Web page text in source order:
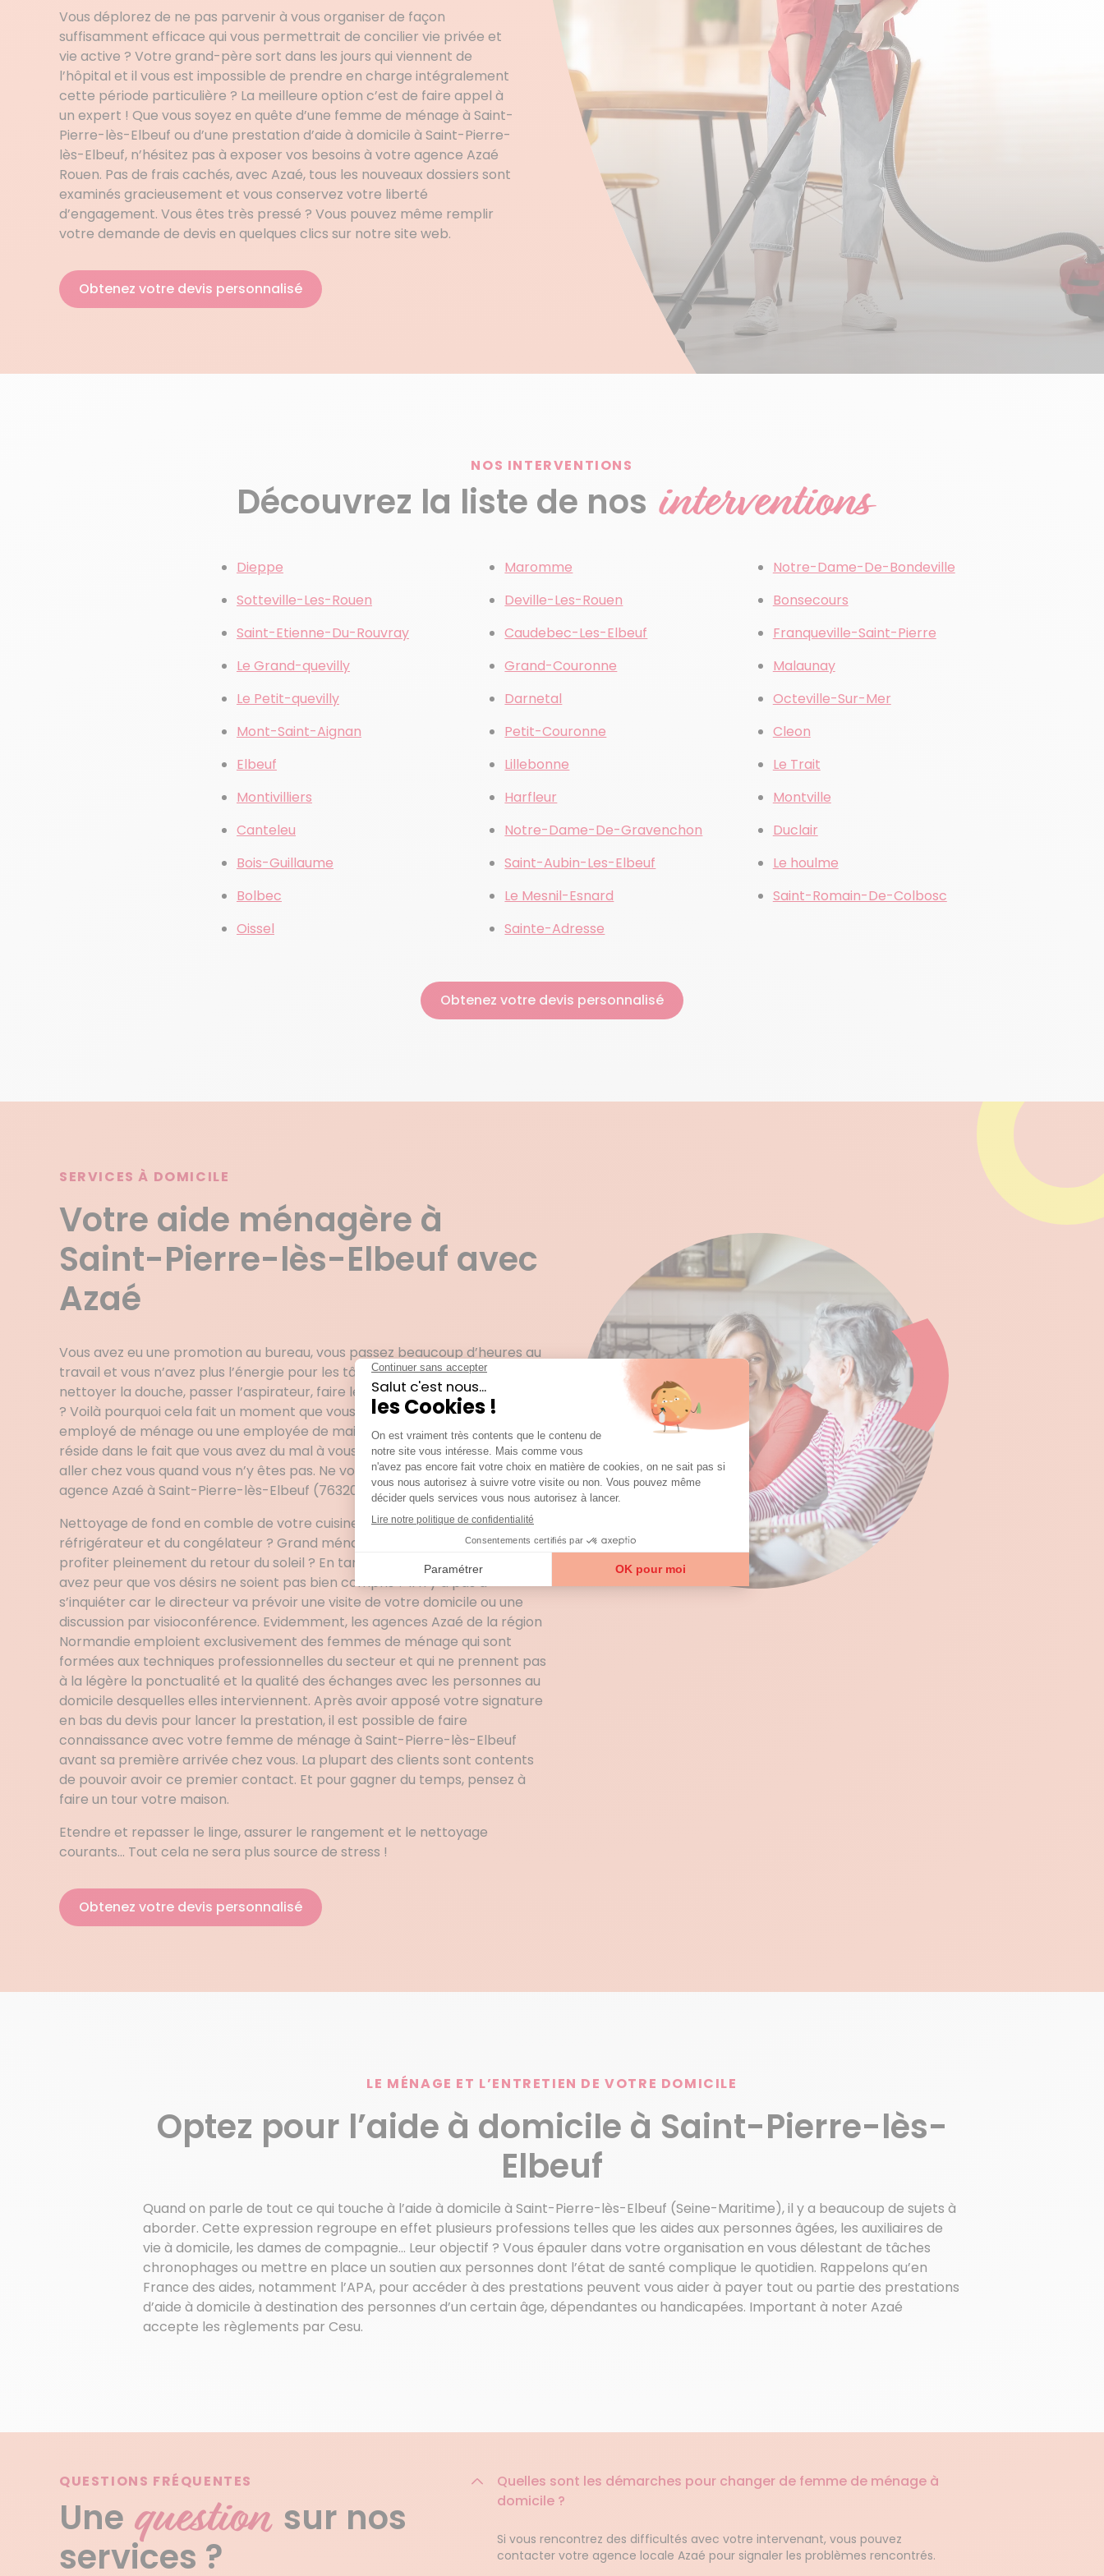
Vous déplorez de ne pas parvenir à vous organiser de façon
suffisamment efficace qui vous permettrait de concilier vie privée et
vie active ? Votre grand-père sort dans les jours qui viennent de
l’hôpital et il vous est impossible de prendre en charge intégralement
cette période particulière ? La meilleure option c’est de faire appel à
un expert ! Que vous soyez en quête d’une femme de ménage à Saint-
Pierre-lès-Elbeuf ou d’une prestation d’aide à domicile à Saint-Pierre-
lès-Elbeuf, n’hésitez pas à exposer vos besoins à votre agence Azaé
Rouen. Pas de frais cachés, avec Azaé, tous les nouveaux dossiers sont
examinés gracieusement et vous conservez votre liberté
d’engagement. Vous êtes très pressé ? Vous pouvez même remplir
votre demande de devis en quelques clics sur notre site web.
Obtenez votre devis personnalisé
NOS INTERVENTIONS
Découvrez la liste de nos interventions
Dieppe
Sotteville-Les-Rouen
Saint-Etienne-Du-Rouvray
Le Grand-quevilly
Le Petit-quevilly
Mont-Saint-Aignan
Elbeuf
Montivilliers
Canteleu
Bois-Guillaume
Bolbec
Oissel
Maromme
Deville-Les-Rouen
Caudebec-Les-Elbeuf
Grand-Couronne
Darnetal
Petit-Couronne
Lillebonne
Harfleur
Notre-Dame-De-Gravenchon
Saint-Aubin-Les-Elbeuf
Le Mesnil-Esnard
Sainte-Adresse
Notre-Dame-De-Bondeville
Bonsecours
Franqueville-Saint-Pierre
Malaunay
Octeville-Sur-Mer
Cleon
Le Trait
Montville
Duclair
Le houlme
Saint-Romain-De-Colbosc
Obtenez votre devis personnalisé
SERVICES À DOMICILE
Votre aide ménagère à
Saint-Pierre-lès-Elbeuf avec
Azaé
Vous avez eu une promotion au bureau, vous passez beaucoup d’heures au
travail et vous n’avez plus l’énergie pour les tâches ménagères comme
nettoyer la douche, passer l’aspirateur, faire les lessives ou ranger la cuisine
? Voilà pourquoi cela fait un moment que vous songez à employer un
employé de ménage ou une employée de maison. Mais votre principal frein
réside dans le fait que vous avez du mal à vous imaginer qu’un prestataire va
aller chez vous quand vous n’y êtes pas. Ne vous souciez de rien, votre
agence Azaé à Saint-Pierre-lès-Elbeuf (76320) s’occupe de tout.
Nettoyage de fond en comble de votre cuisine avec désinfection du
réfrigérateur et du congélateur ? Grand ménage de printemps pour
profiter pleinement du retour du soleil ? En tant que nouveau client, vous
avez peur que vos désirs ne soient pas bien compris ? Il n’y a pas à
s’inquiéter car le directeur va prévoir une visite de votre domicile ou une
discussion par visioconférence. Evidemment, les agences Azaé de la région
Normandie emploient exclusivement des femmes de ménage qui sont
formées aux techniques professionnelles du secteur et qui ne prennent pas
à la légère la ponctualité et la qualité des échanges avec les personnes au
domicile desquelles elles interviennent. Après avoir apposé votre signature
en bas du devis pour lancer la prestation, il est possible de faire
connaissance avec votre femme de ménage à Saint-Pierre-lès-Elbeuf
avant sa première arrivée chez vous. La plupart des clients sont contents
de pouvoir avoir ce premier contact. Et pour gagner du temps, pensez à
faire un tour votre maison.
Etendre et repasser le linge, assurer le rangement et le nettoyage
courants… Tout cela ne sera plus source de stress !
Obtenez votre devis personnalisé
LE MÉNAGE ET L’ENTRETIEN DE VOTRE DOMICILE
Optez pour l’aide à domicile à Saint-Pierre-lès-
Elbeuf
Quand on parle de tout ce qui touche à l’aide à domicile à Saint-Pierre-lès-Elbeuf (Seine-Maritime), il y a beaucoup de sujets à
aborder. Cette expression regroupe en effet plusieurs professions telles que les aides aux personnes âgées, les auxiliaires de
vie à domicile, les dames de compagnie… Leur objectif ? Vous épauler dans votre organisation en vous délestant de tâches
chronophages ou mettre en place un soutien aux personnes dont l’état de santé complique le quotidien. Rappelons qu’en
France des aides, notamment l’APA, pour accéder à des prestations peuvent vous aider à payer tout ou partie des prestations
d’aide à domicile à destination des personnes d’un certain âge, dépendantes ou handicapées. Important à noter Azaé
accepte les règlements par Cesu.
QUESTIONS FRÉQUENTES
Une question sur nos
services ?
Quelles sont les démarches pour changer de femme de ménage à
domicile ?
Si vous rencontrez des difficultés avec votre intervenant, vous pouvez
contacter votre agence locale Azaé pour signaler les problèmes rencontrés.